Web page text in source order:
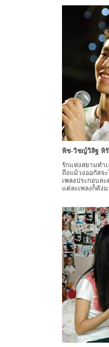
พิช-วิชญ์วิสิฐ หิ
รักแห่งสยามทำ
ถึงแม้วงออกัสจ
เพลงประกอบละ
แต่ละเพลงก็ดังม